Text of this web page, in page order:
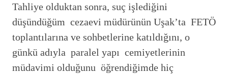
Tahliye olduktan sonra, suç işlediğini
düşündüğüm cezaevi müdürünün Uşak’ta FETÖ
toplantılarına ve sohbetlerine katıldığını, o
günkü adıyla paralel yapı cemiyetlerinin
müdavimi olduğunu öğrendiğimde hiç